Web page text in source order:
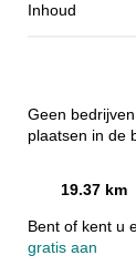
Inhoud
Geen
plaatsen in de
19.37 km
Bent of kent u
gratis aan